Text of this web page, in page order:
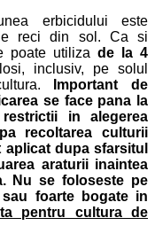
erbicidului este
reci din sol. Ca si
poate utiliza de la 4
inclusiv, pe solul
Important de
se face pana la
in alegerea
recoltarea culturii
dupa sfarsitul
araturii inaintea
Nu se foloseste pe
foarte bogate in
pentru cultura de